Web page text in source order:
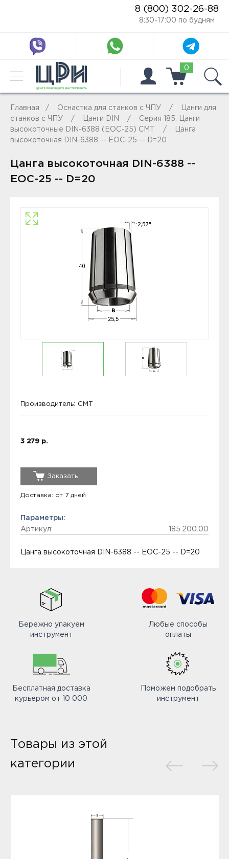
8 (800) 302-26-88
8:30-17:00 по будням
0
Главная Оснастка для станков с ЧПУ
Цанги для
станков с ЧПУ
Цанги DIN
Серия 185. Цанги
высокоточные DIN-6388 (EOC-25) CMT
Цанга
высокоточная DIN-6388 -- EOC-25 -- D=20
Цанга высокоточная DIN-6388 --
EOC-25 -- D=20
Производитель: CMT
3 279 р.
Заказать
Доставка: от 7 дней
Параметры:
Артикул:
185.200.00
Цанга высокоточная DIN-6388 -- EOC-25 -- D=20
Бережно упакуем
инструмент
Любые способы
оплаты
Бесплатная доставка
курьером от 10 000
Поможем подобрать
инструмент
Товары из этой
категории